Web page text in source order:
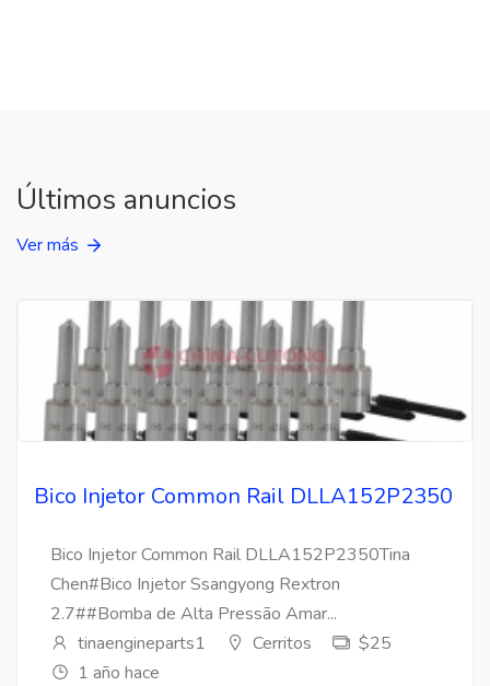
Últimos anuncios
Ver más
Bico Injetor Common Rail DLLA152P2350
Bico Injetor Common Rail DLLA152P2350Tina
Chen#Bico Injetor Ssangyong Rextron
2.7##Bomba de Alta Pressão Amar...
tinaengineparts1
Cerritos
$25
1 año hace